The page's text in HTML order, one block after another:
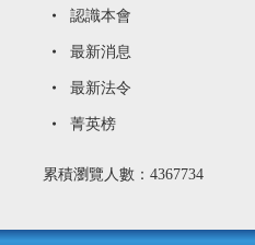
認識本會
最新消息
最新法令
菁英榜
累積瀏覽人數：4367734